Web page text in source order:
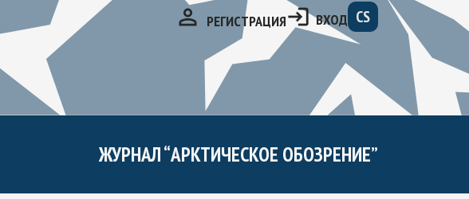
РЕГИСТРАЦИЯ ВХОД CS
ЖУРНАЛ “АРКТИЧЕСКОЕ ОБОЗРЕНИЕ”